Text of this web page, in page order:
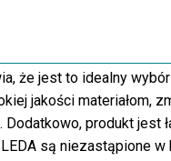
że jest to idealny
jakości materiałom,
produkt jest
są niezastąpione w